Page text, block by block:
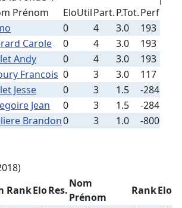
Prénom EloUtilPart.P.Tot.Perf
0 4 3.0
193
Carole 0 4 3.0
193
Andy 0 4 3.0
193
Francois 0 3 3.0
117
Jesse 0 3 1.5
-284
Jean 0 3 1.5
-284
Brandon0 3 1.0
-800
RankEloRes.
Nom
Prénom
RankElo